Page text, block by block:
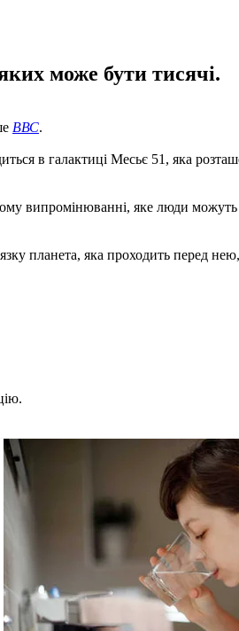
може бути тисячі.
ВВС.
в галактиці Месьє 51, яка
випромінюванні, яке люди можуть
планета, яка проходить перед